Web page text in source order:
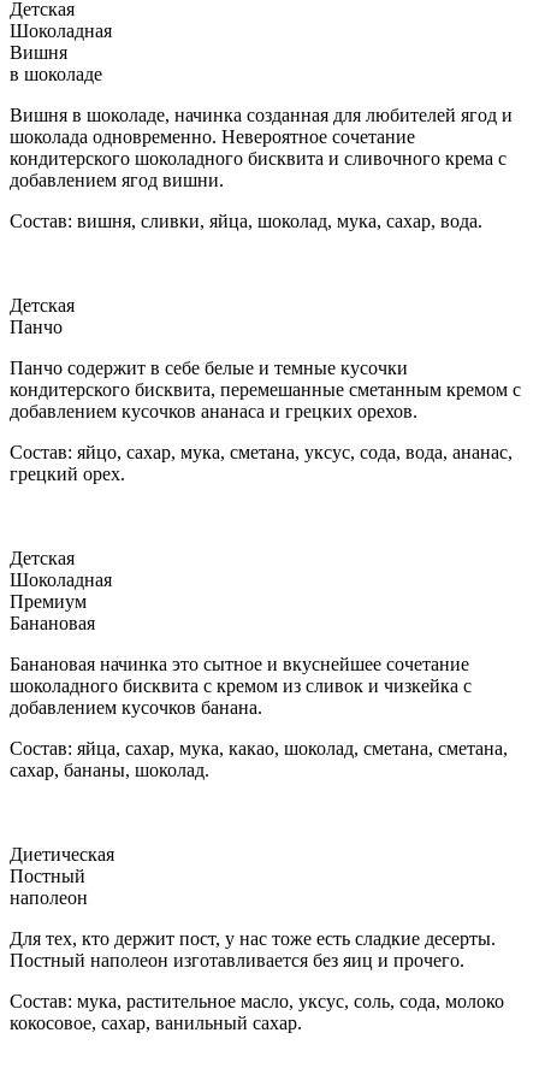
Детская
Шоколадная
Вишня
в шоколаде
Вишня в шоколаде, начинка созданная для любителей ягод и
шоколада одновременно. Невероятное сочетание
кондитерского шоколадного бисквита и сливочного крема с
добавлением ягод вишни.
Состав: вишня, сливки, яйца, шоколад, мука, сахар, вода.
Детская
Панчо
Панчо содержит в себе белые и темные кусочки
кондитерского бисквита, перемешанные сметанным кремом с
добавлением кусочков ананаса и грецких орехов.
Состав: яйцо, сахар, мука, сметана, уксус, сода, вода, ананас,
грецкий орех.
Детская
Шоколадная
Премиум
Банановая
Банановая начинка это сытное и вкуснейшее сочетание
шоколадного бисквита с кремом из сливок и чизкейка с
добавлением кусочков банана.
Состав: яйца, сахар, мука, какао, шоколад, сметана, сметана,
сахар, бананы, шоколад.
Диетическая
Постный
наполеон
Для тех, кто держит пост, у нас тоже есть сладкие десерты.
Постный наполеон изготавливается без яиц и прочего.
Состав: мука, растительное масло, уксус, соль, сода, молоко
кокосовое, сахар, ванильный сахар.